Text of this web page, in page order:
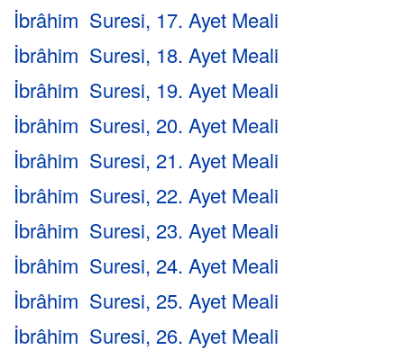
İbrâhim Suresi, 17. Ayet Meali
İbrâhim Suresi, 18. Ayet Meali
İbrâhim Suresi, 19. Ayet Meali
İbrâhim Suresi, 20. Ayet Meali
İbrâhim Suresi, 21. Ayet Meali
İbrâhim Suresi, 22. Ayet Meali
İbrâhim Suresi, 23. Ayet Meali
İbrâhim Suresi, 24. Ayet Meali
İbrâhim Suresi, 25. Ayet Meali
İbrâhim Suresi, 26. Ayet Meali